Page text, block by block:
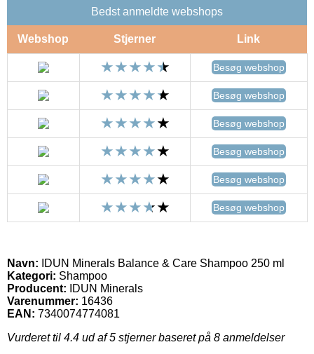
Bedst anmeldte webshops
Webshop Stjerner Link
Besøg webshop
Besøg webshop
Besøg webshop
Besøg webshop
Besøg webshop
Besøg webshop
Navn: IDUN Minerals Balance & Care Shampoo 250 ml
Kategori: Shampoo
Producent:
IDUN Minerals
Varenummer: 16436
EAN: 7340074774081
Vurderet til 4.4 ud af 5 stjerner baseret på 8 anmeldelser